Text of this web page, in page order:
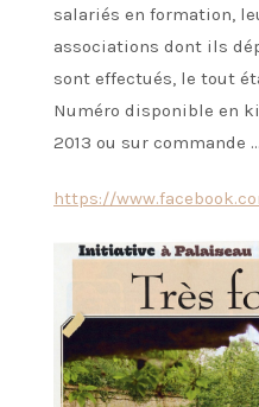
salariés en formation,
associations dont ils
sont effectués, le tout
Numéro disponible en
2013 ou sur commande …
https://